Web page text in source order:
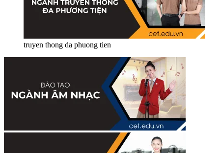
truyen thong da phuong tien